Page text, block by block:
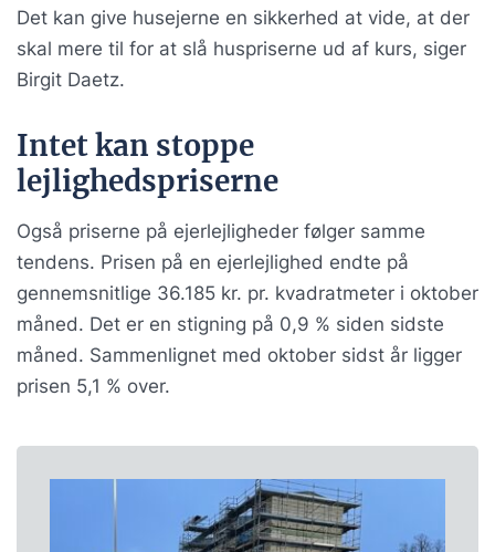
Det kan give husejerne en sikkerhed at vide, at der
skal mere til for at slå huspriserne ud af kurs, siger
Birgit Daetz.
Intet kan stoppe
lejlighedspriserne
Også priserne på ejerlejligheder følger samme
tendens. Prisen på en ejerlejlighed endte på
gennemsnitlige 36.185 kr. pr. kvadratmeter i oktober
måned. Det er en stigning på 0,9 % siden sidste
måned. Sammenlignet med oktober sidst år ligger
prisen 5,1 % over.